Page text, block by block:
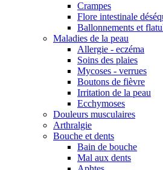
Crampes
Flore intestinale
Ballonnements et
Maladies de la peau
Allergie - eczéma
Soins des plaies
Mycoses - verrues
Boutons de fièvre
Irritation de la peau
Ecchymoses
Douleurs musculaires
Arthralgie
Bouche et dents
Bain de bouche
Mal aux dents